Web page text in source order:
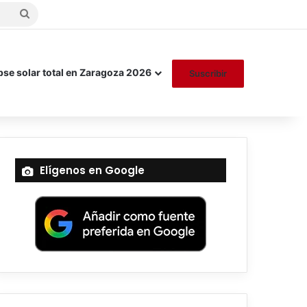
Buscar
solar total en Zaragoza 2026 Suscribir
Elígenos en Google